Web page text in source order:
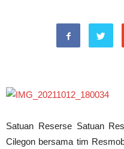
Satuan Reserse Satuan
Cilegon bersama tim